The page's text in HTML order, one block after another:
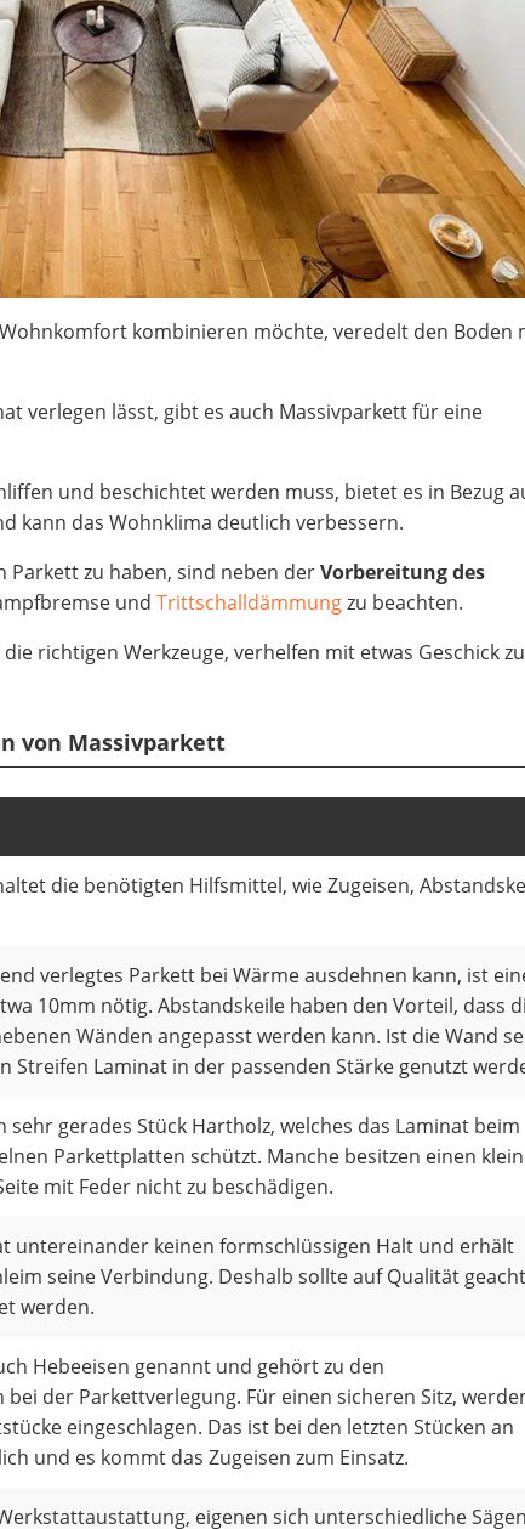
kombinieren möchte, veredelt den Boden
verlegen lässt, gibt es auch Massivparkett für eine
und beschichtet werden muss, bietet es in Bezug
kann das Wohnklima deutlich verbessern.
Parkett zu haben, sind neben derVorbereitung des
undTrittschalldämmungzu beachten.
richtigen Werkzeuge, verhelfen mit etwas Geschick zu
von Massivparkett
die benötigten Hilfsmittel, wie Zugeisen,
verlegtes Parkett bei Wärme ausdehnen kann, ist
10mm nötig. Abstandskeile haben den Vorteil, dass
Wänden angepasst werden kann. Ist die Wand
Streifen Laminat in der passenden Stärke genutzt
sehr gerades Stück Hartholz, welches das Laminat beim
Parkettplatten schützt. Manche besitzen einen
mit Feder nicht zu beschädigen.
untereinander keinen formschlüssigen Halt und erhält
seine Verbindung. Deshalb sollte auf Qualität
werden.
Hebeeisen genannt und gehört zu den
bei der Parkettverlegung. Für einen sicheren Sitz,
eingeschlagen. Das ist bei den letzten Stücken an
und es kommt das Zugeisen zum Einsatz.
eigenen sich unterschiedliche